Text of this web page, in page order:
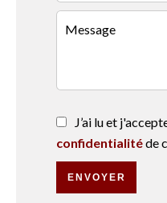
J’ai lu et
confidentialitéde
ENVOYER